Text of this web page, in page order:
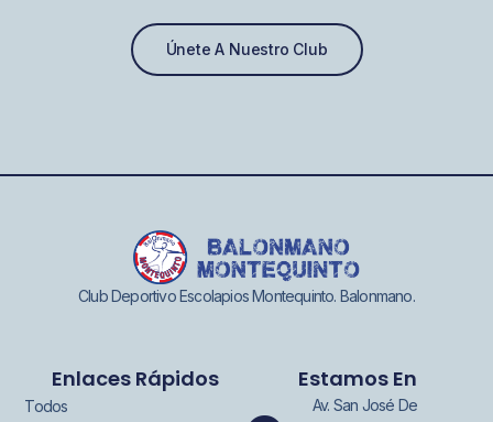
Únete A Nuestro Club
Club Deportivo Escolapios Montequinto. Balonmano.
Enlaces Rápidos
Todos
Estamos En
Av. San José De